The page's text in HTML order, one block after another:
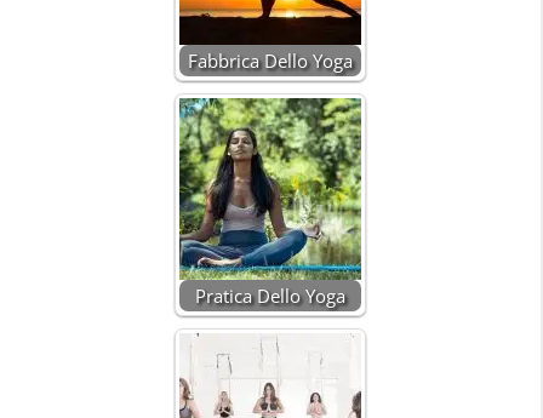
Fabbrica Dello Yoga
Pratica Dello Yoga